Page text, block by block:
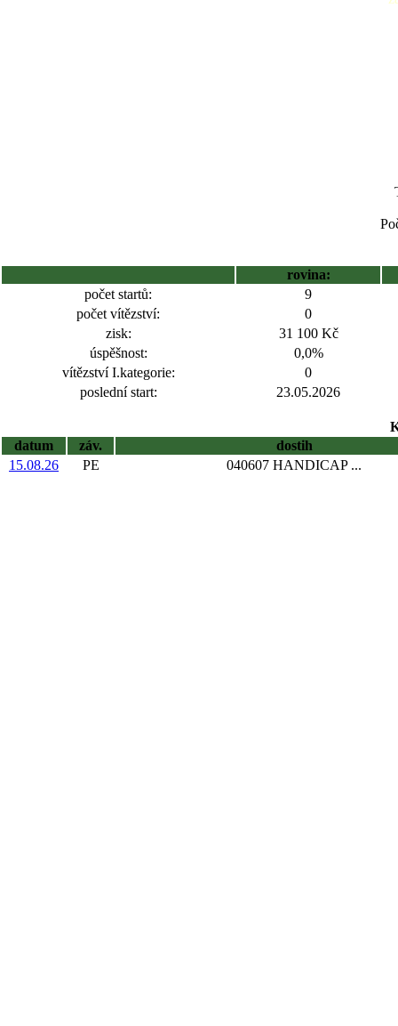
rovina:
počet startů:
9
počet vítězství:
0
zisk:
31 100 Kč
úspěšnost:
0,0%
vítězství I.kategorie:
0
poslední start:
23.05.2026
datum
záv.
dostih
15.08.26
PE 040607 HANDICAP ...